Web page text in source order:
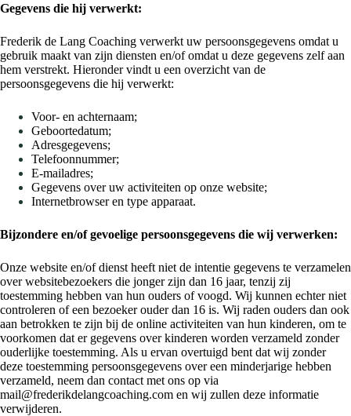
Gegevens die hij verwerkt:
Frederik de Lang Coaching verwerkt uw persoonsgegevens omdat u
gebruik maakt van zijn diensten en/of omdat u deze gegevens zelf aan
hem verstrekt. Hieronder vindt u een overzicht van de
persoonsgegevens die hij verwerkt:
Voor- en achternaam;
Geboortedatum;
Adresgegevens;
Telefoonnummer;
E-mailadres;
Gegevens over uw activiteiten op onze website;
Internetbrowser en type apparaat.
Bijzondere en/of gevoelige persoonsgegevens die wij verwerken:
Onze website en/of dienst heeft niet de intentie gegevens te verzamelen
over websitebezoekers die jonger zijn dan 16 jaar, tenzij zij
toestemming hebben van hun ouders of voogd. Wij kunnen echter niet
controleren of een bezoeker ouder dan 16 is. Wij raden ouders dan ook
aan betrokken te zijn bij de online activiteiten van hun kinderen, om te
voorkomen dat er gegevens over kinderen worden verzameld zonder
ouderlijke toestemming. Als u ervan overtuigd bent dat wij zonder
deze toestemming persoonsgegevens over een minderjarige hebben
verzameld, neem dan contact met ons op via
mail@frederikdelangcoaching.com en wij zullen deze informatie
verwijderen.